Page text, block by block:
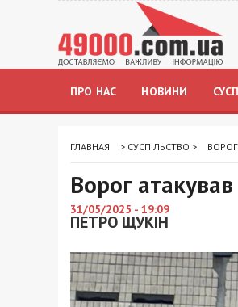
ПРО НАС НОВИНИ
ГЛАВНАЯ > СУСПІЛЬСТВО >
Ворог
31/05/2025 - 19:09
ПЕТРО ЩУКІН